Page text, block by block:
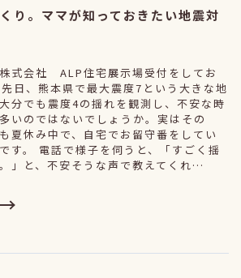
り。ママが知っておきたい地震対
式会社 ALP住宅展示場受付をしてお
日、熊本県で最大震度7という大きな地
分でも震度4の揺れを観測し、不安な時
いのではないでしょうか。実はその
夏休み中で、自宅でお留守番をしてい
す。 電話で様子を伺うと、「すごく揺
」と、不安そうな声で教えてくれ…